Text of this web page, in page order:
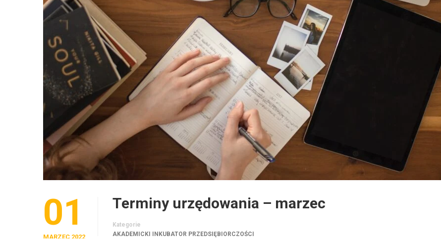
01
MARZEC 2022
Terminy urzędowania – marzec
Kategorie
AKADEMICKI INKUBATOR PRZEDSIĘBIORCZOŚCI